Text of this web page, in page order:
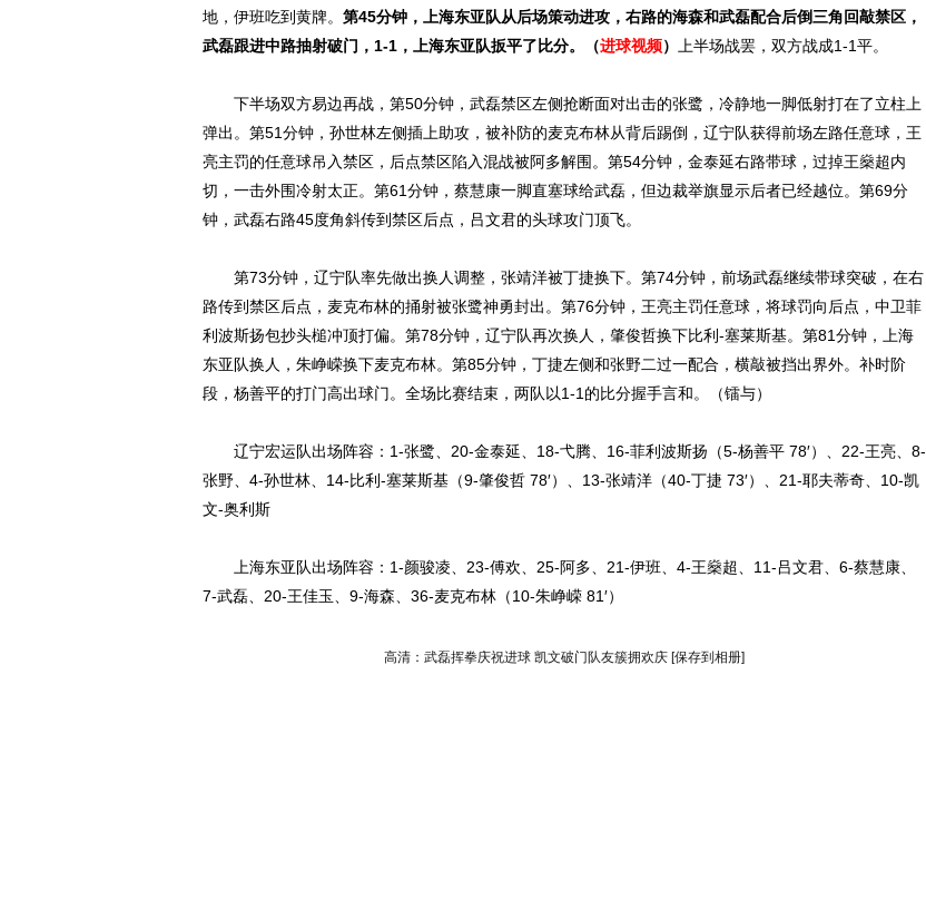
地，伊班吃到黄牌。 第45分钟，上海东亚队从后场策动进攻，右路的海森和武磊配合后倒三角回敲禁区，
武磊跟进中路抽射破门，1-1，上海东亚队扳平了比分。（进球视频） 上半场战罢，双方战成1-1平。
下半场双方易边再战，第50分钟，武磊禁区左侧抢断面对出击的张鹭，冷静地一脚低射打在了立柱上
弹出。第51分钟，孙世林左侧插上助攻，被补防的麦克布林从背后踢倒，辽宁队获得前场左路任意球，王
亮主罚的任意球吊入禁区，后点禁区陷入混战被阿多解围。第54分钟，金泰延右路带球，过掉王燊超内
切，一击外围冷射太正。第61分钟，蔡慧康一脚直塞球给武磊，但边裁举旗显示后者已经越位。第69分
钟，武磊右路45度角斜传到禁区后点，吕文君的头球攻门顶飞。
第73分钟，辽宁队率先做出换人调整，张靖洋被丁捷换下。第74分钟，前场武磊继续带球突破，在右
路传到禁区后点，麦克布林的捅射被张鹭神勇封出。第76分钟，王亮主罚任意球，将球罚向后点，中卫菲
利波斯扬包抄头槌冲顶打偏。第78分钟，辽宁队再次换人，肇俊哲换下比利-塞莱斯基。第81分钟，上海
东亚队换人，朱峥嵘换下麦克布林。第85分钟，丁捷左侧和张野二过一配合，横敲被挡出界外。补时阶
段，杨善平的打门高出球门。全场比赛结束，两队以1-1的比分握手言和。（镭与）
辽宁宏运队出场阵容：1-张鹭、20-金泰延、18-弋腾、16-菲利波斯扬（5-杨善平 78′）、22-王亮、8-
张野、4-孙世林、14-比利-塞莱斯基（9-肇俊哲 78′）、13-张靖洋（40-丁捷 73′）、21-耶夫蒂奇、10-凯
文-奥利斯
上海东亚队出场阵容：1-颜骏凌、23-傅欢、25-阿多、21-伊班、4-王燊超、11-吕文君、6-蔡慧康、
7-武磊、20-王佳玉、9-海森、36-麦克布林（10-朱峥嵘 81′）
高清：武磊挥拳庆祝进球 凯文破门队友簇拥欢庆 [保存到相册]